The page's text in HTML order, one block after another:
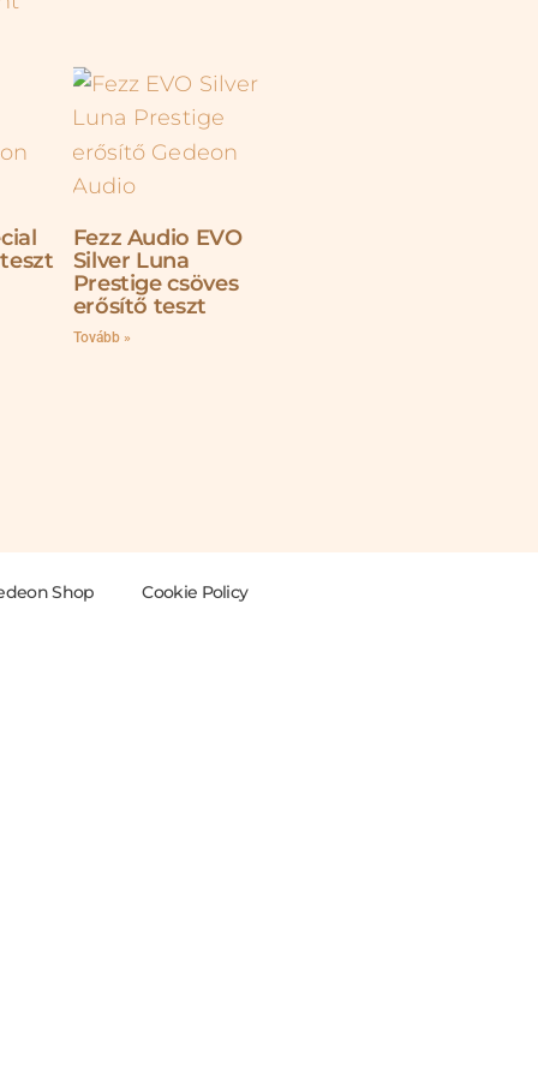
Fezz Audio EVO
Silver Luna
Prestige csöves
erősítő teszt
Tovább »
Shop Cookie Policy